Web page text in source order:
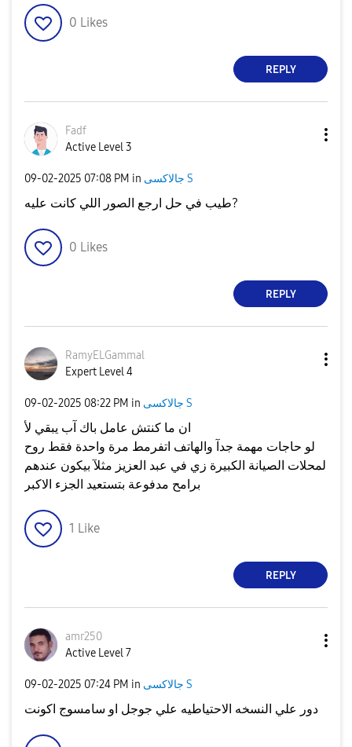
0 Likes
REPLY
Fadf
Active Level 3
‎09-02-2025 07:08 PM in جالاكسى S
طيب في حل ارجع الصور اللي كانت عليه?
0 Likes
REPLY
RamyELGammal
Expert Level 4
‎09-02-2025 08:22 PM in جالاكسى S
ان ما كنتش عامل باك آب يبقي لأ
لو حاجات مهمة جدآ والهاتف اتفرمط مرة واحدة فقط روح
لمحلات الصيانة الكبيرة زي في عبد العزيز مثلآ بيكون عندهم
برامح مدفوعة بتستعيد الجزء الاكبر
1 Like
REPLY
amr250
Active Level 7
‎09-02-2025 07:24 PM in جالاكسى S
دور علي النسخه الاحتياطيه علي جوجل او سامسوج اكونت